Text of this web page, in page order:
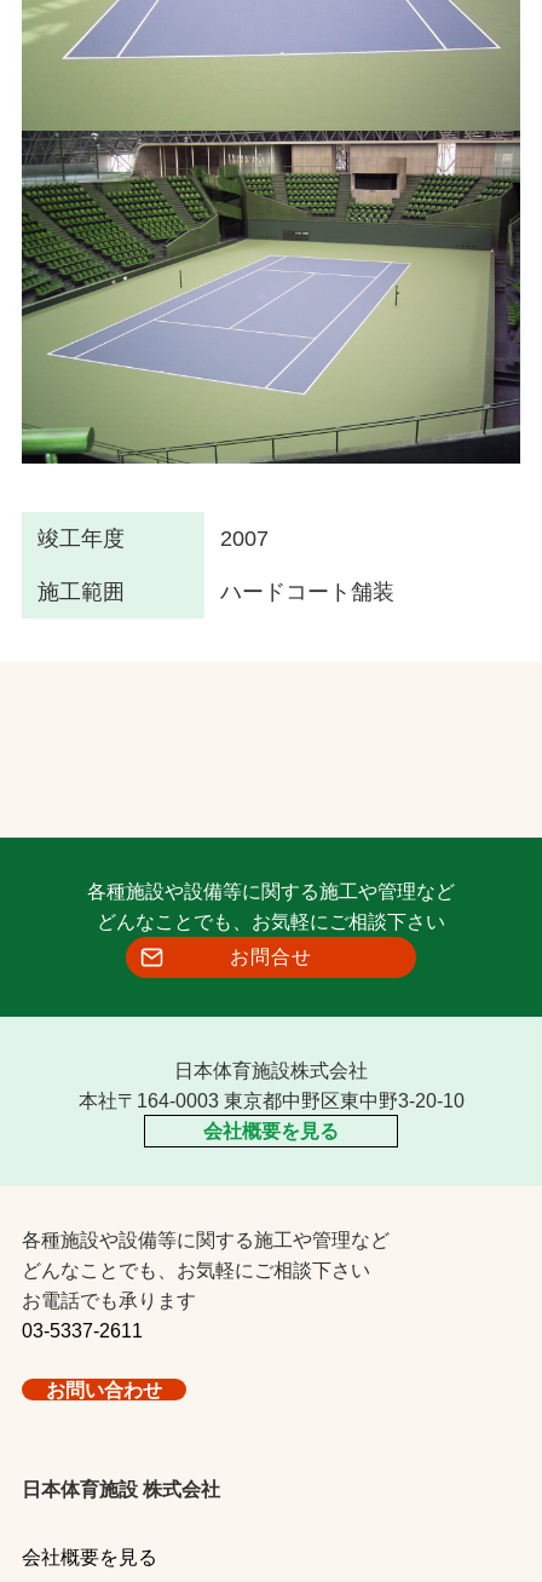
竣工年度 2007
施工範囲 ハードコート舗装
各種施設や設備等に関する施工や管理など
どんなことでも、お気軽にご相談下さい
お問合せ
日本体育施設株式会社
本社〒164-0003 東京都中野区東中野3-20-10
会社概要を見る
各種施設や設備等に関する施工や管理など
どんなことでも、お気軽にご相談下さい
お電話でも承ります
03-5337-2611
お問い合わせ
日本体育施設 株式会社
会社概要を見る